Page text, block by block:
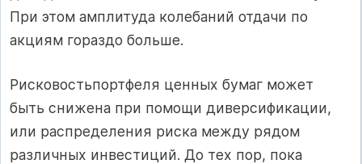
При этом амплитуда колебаний отдачи по
акциям гораздо больше.
Рисковостьпортфеля ценных бумаг может
быть снижена при помощи диверсификации,
или распределения риска между рядом
различных инвестиций. До тех пор, пока